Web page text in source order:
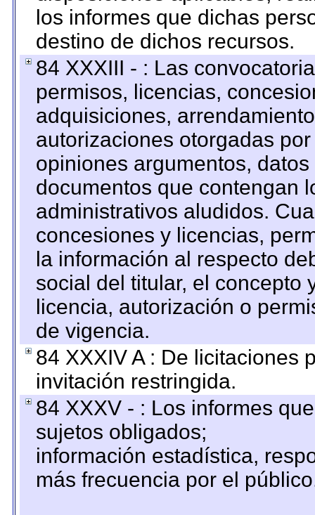
los informes que dichas
destino de dichos recursos.
84 XXXIII - : Las
permisos, licencias,
adquisiciones,
autorizaciones otorgadas
opiniones argumentos,
documentos que contengan
administrativos aludidos.
concesiones y licencias,
la información al respecto
social del titular, el concepto
licencia, autorización o
de vigencia.
84 XXXIV A : De licitaciones
invitación restringida.
84 XXXV - : Los informes
sujetos obligados;
información estadística,
más frecuencia por el